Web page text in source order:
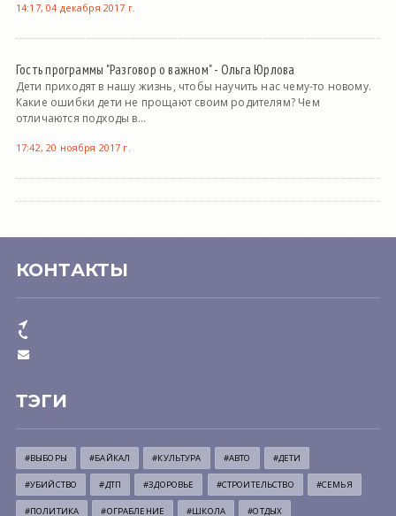
14:17, 04 декабря 2017 г.
Гость программы "Разговор о важном" - Ольга Юрлова
Дети приходят в нашу жизнь, чтобы научить нас чему-то новому.
Какие ошибки дети не прощают своим родителям? Чем
отличаются подходы в...
17:42, 20 ноября 2017 г.
КОНТАКТЫ
ТЭГИ
#ВЫБОРЫ #БАЙКАЛ #КУЛЬТУРА #АВТО #ДЕТИ
#УБИЙСТВО #ДТП #ЗДОРОВЬЕ #СТРОИТЕЛЬСТВО #СЕМЬЯ
#ПОЛИТИКА #ОГРАБЛЕНИЕ #ШКОЛА #ОТДЫХ